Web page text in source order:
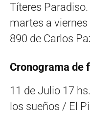
Títeres
martes a
890 de Carlos
Cronograma de
11 de Julio 17
los sueños / El